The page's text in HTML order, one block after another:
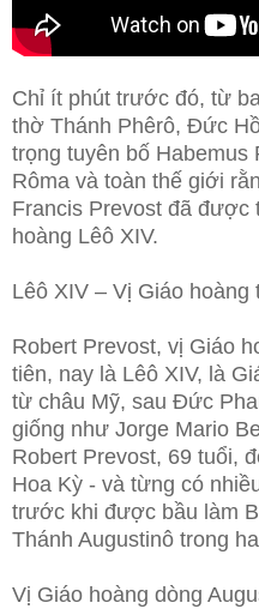
Chỉ ít phút trước đó, từ
thờ Thánh Phêrô, Đức
trọng tuyên bố Habemus
Rôma và toàn thế giới
Francis Prevost đã
hoàng Lêô XIV.
Lêô XIV – Vị Giáo
Robert Prevost, vị Giáo
tiên, nay là Lêô XIV, là
từ châu Mỹ, sau Đức
giống như Jorge Mario
Robert Prevost, 69 tuổi,
Hoa Kỳ - và từng có
trước khi được bầu làm
Thánh Augustinô trong
Vị Giáo hoàng dòng